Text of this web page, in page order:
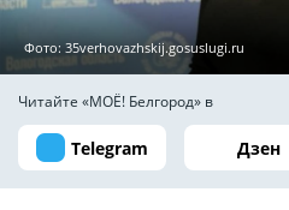
Фото: 35verhovazhskij.gosuslugi.ru
Читайте «МОЁ! Белгород» в
Telegram Дзен